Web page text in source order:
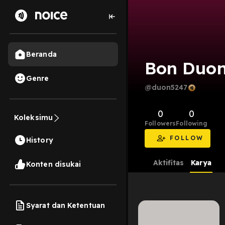
Beranda
Genre
Koleksimu
History
Konten disukai
Syarat dan Ketentuan
Bon
@duon5247
0
Followers
0
Following
FOLLOW
Aktifitas Karya